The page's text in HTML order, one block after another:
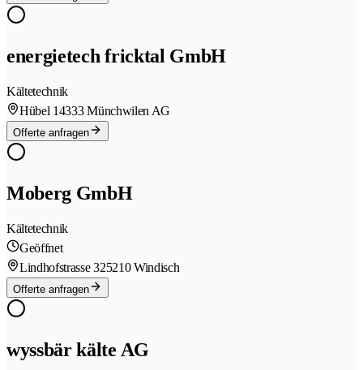
energietech fricktal GmbH
Kältetechnik
Hübel 14333 Münchwilen AG
Offerte anfragen
Moberg GmbH
Kältetechnik
Geöffnet
Lindhofstrasse 325210 Windisch
Offerte anfragen
wyssbär kälte AG